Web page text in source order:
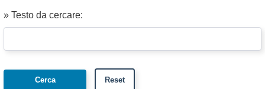
» Testo da cercare: